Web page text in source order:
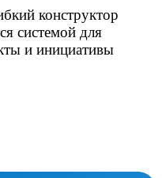
конструктор
системой для
и инициативы